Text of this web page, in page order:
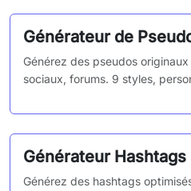
Générateur de
Générez des pseudos
sociaux, forums. 9 styles,
Générateur
Générez des hashtags